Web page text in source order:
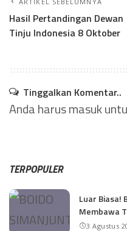
Hasil Pertandingan Dewan
Tinju Indonesia 8 Oktober
Tinggalkan Komentar..
Anda harusmasuk
TERPOPULER
Luar Biasa!
Membawa
3 Agustus